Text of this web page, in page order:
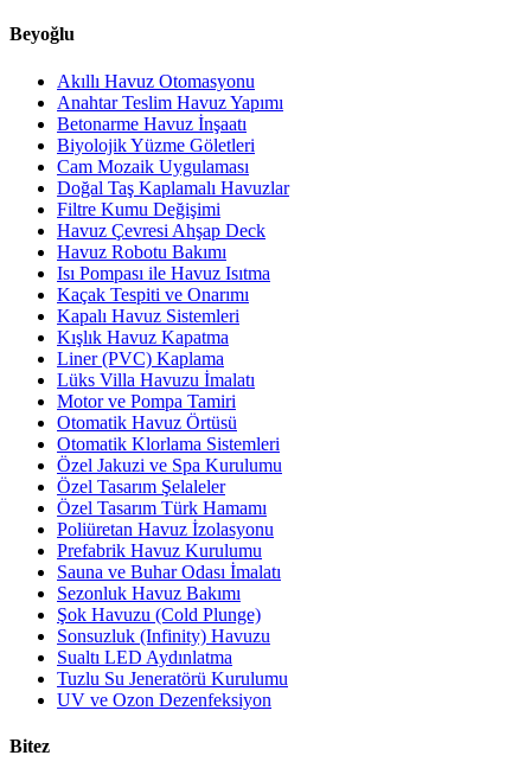
Beyoğlu
Akıllı Havuz Otomasyonu
Anahtar Teslim Havuz Yapımı
Betonarme Havuz İnşaatı
Biyolojik Yüzme Göletleri
Cam Mozaik Uygulaması
Doğal Taş Kaplamalı Havuzlar
Filtre Kumu Değişimi
Havuz Çevresi Ahşap Deck
Havuz Robotu Bakımı
Isı Pompası ile Havuz Isıtma
Kaçak Tespiti ve Onarımı
Kapalı Havuz Sistemleri
Kışlık Havuz Kapatma
Liner (PVC) Kaplama
Lüks Villa Havuzu İmalatı
Motor ve Pompa Tamiri
Otomatik Havuz Örtüsü
Otomatik Klorlama Sistemleri
Özel Jakuzi ve Spa Kurulumu
Özel Tasarım Şelaleler
Özel Tasarım Türk Hamamı
Poliüretan Havuz İzolasyonu
Prefabrik Havuz Kurulumu
Sauna ve Buhar Odası İmalatı
Sezonluk Havuz Bakımı
Şok Havuzu (Cold Plunge)
Sonsuzluk (Infinity) Havuzu
Sualtı LED Aydınlatma
Tuzlu Su Jeneratörü Kurulumu
UV ve Ozon Dezenfeksiyon
Bitez